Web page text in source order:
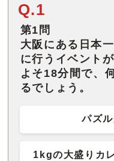
Q.1
第1問
大阪にある日本
に行うイベント
よそ18分間で、
るでしょう。
パズ
1kgの大盛りカ